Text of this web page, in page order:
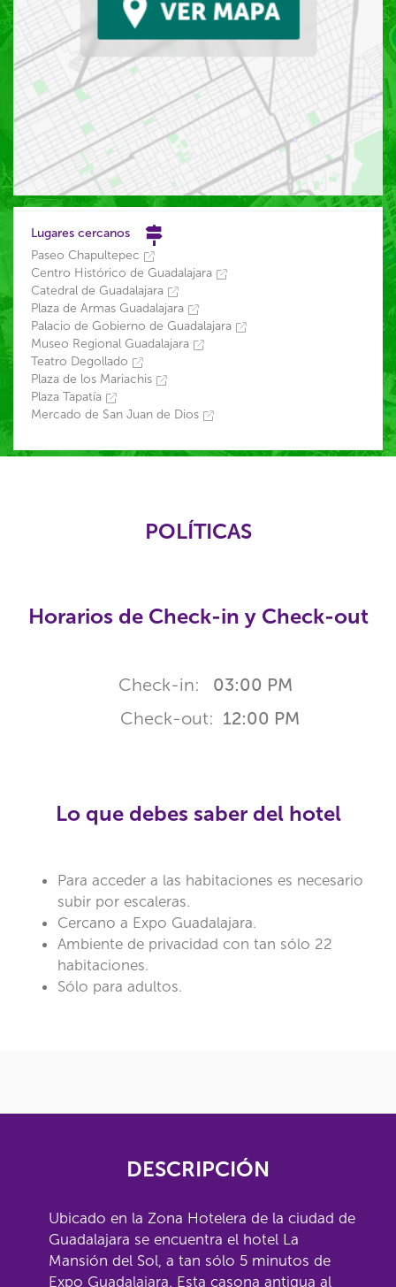
Lugares cercanos
Paseo Chapultepec
Centro Histórico de Guadalajara
Catedral de Guadalajara
Plaza de Armas Guadalajara
Palacio de Gobierno de Guadalajara
Museo Regional Guadalajara
Teatro Degollado
Plaza de los Mariachis
Plaza Tapatía
Mercado de San Juan de Dios
POLÍTICAS
Horarios de Check-in y Check-out
Check-in: 03:00 PM
Check-out: 12:00 PM
Lo que debes saber del hotel
Para acceder a las habitaciones es necesario
subir por escaleras.
Cercano a Expo Guadalajara.
Ambiente de privacidad con tan sólo 22
habitaciones.
Sólo para adultos.
DESCRIPCIÓN
Ubicado en la Zona Hotelera de la ciudad de
Guadalajara se encuentra el hotel La
Mansión del Sol, a tan sólo 5 minutos de
Expo Guadalajara. Esta casona antigua al